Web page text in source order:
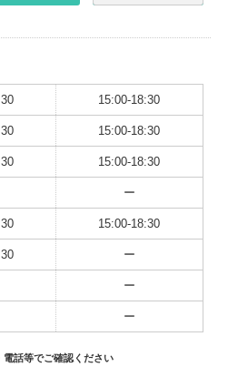
15:00-18:30
15:00-18:30
15:00-18:30
ー
15:00-18:30
ー
ー
ー
話等でご確認ください